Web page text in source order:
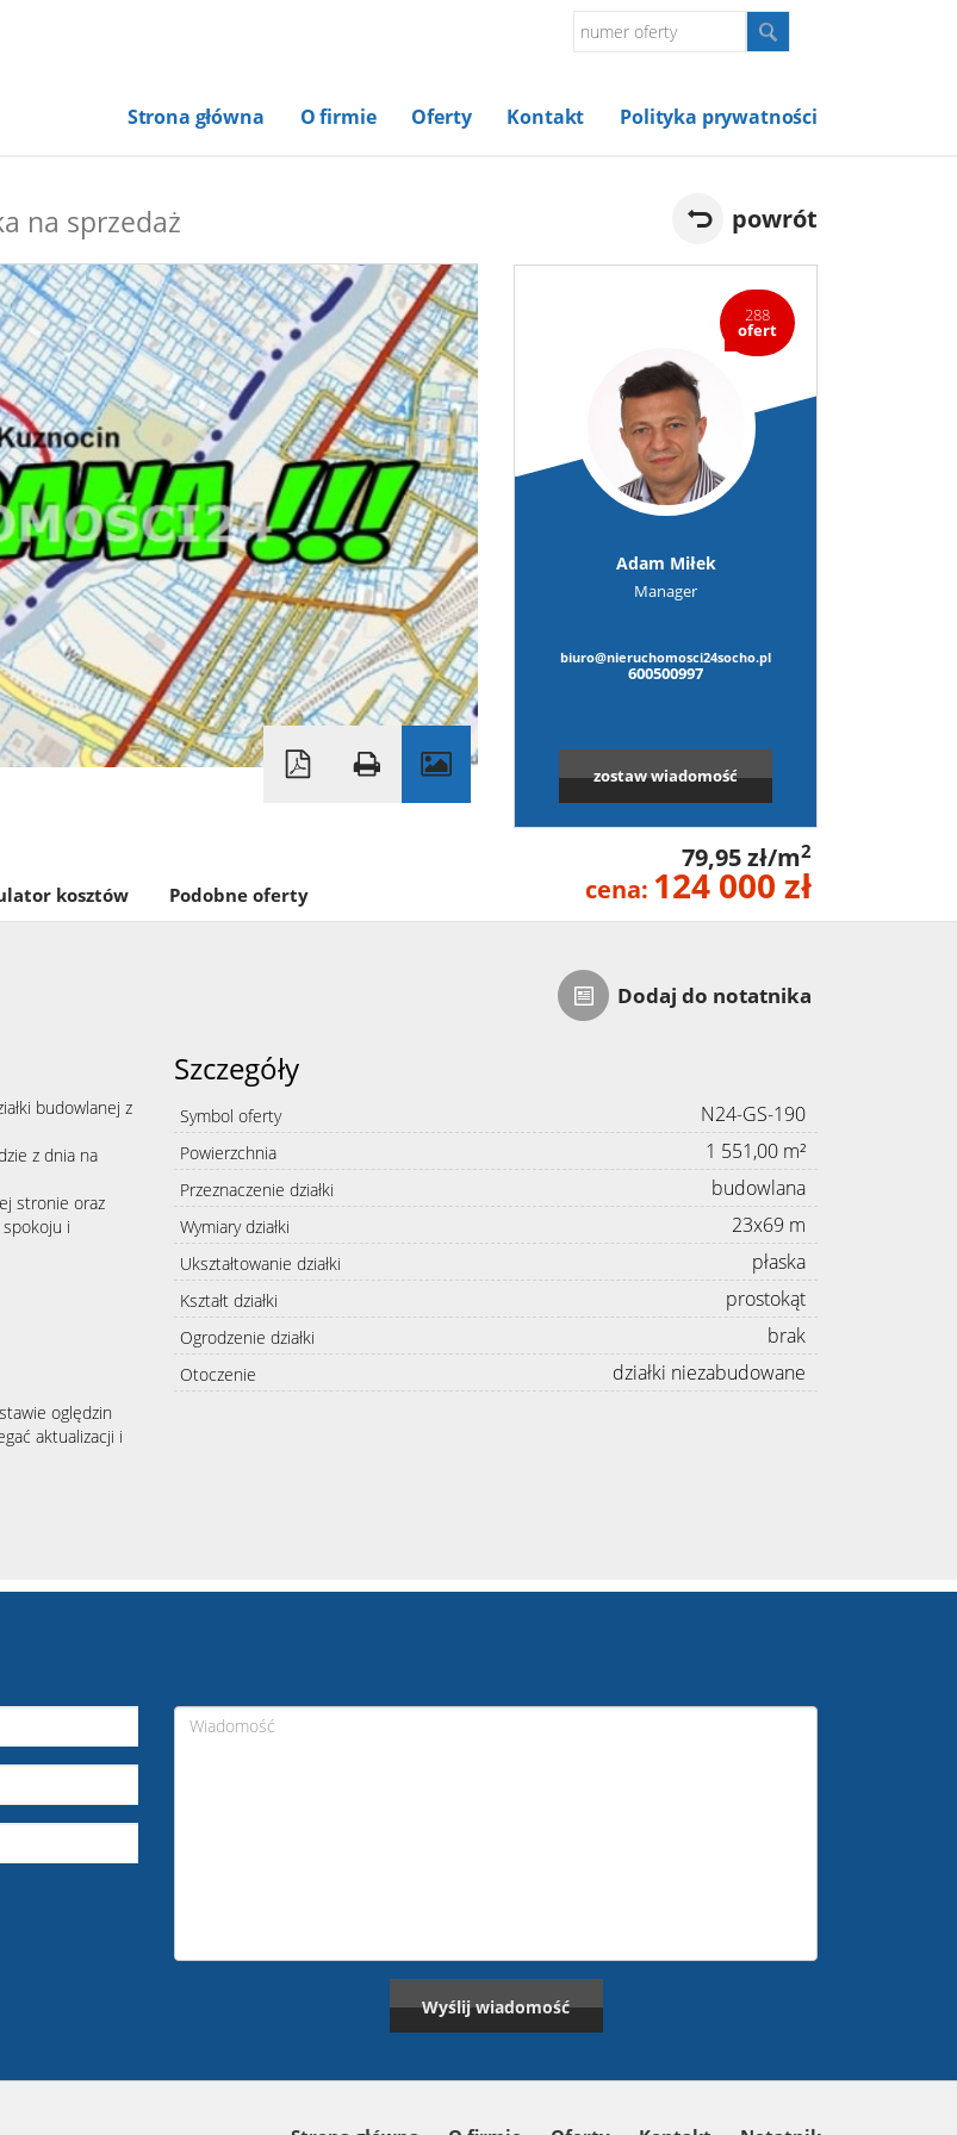
Strona główna O firmie Oferty Kontakt Polityka prywatności
na sprzedaż powrót
288
ofert
Adam Miłek
Manager
biuro@nieruchomosci24socho.pl
600500997
zostaw wiadomość
79,95 zł/m2
cena: 124 000 zł
Dodaj do notatnika
kosztów Podobne oferty
budowlanej z
z dnia na
stronie oraz
i
oględzin
aktualizacji i
Szczegóły
Symbol oferty N24-GS-190
Powierzchnia 1 551,00 m²
Przeznaczenie działki budowlana
Wymiary działki 23x69 m
Ukształtowanie działki płaska
Kształt działki prostokąt
Ogrodzenie działki brak
Otoczenie działki niezabudowane